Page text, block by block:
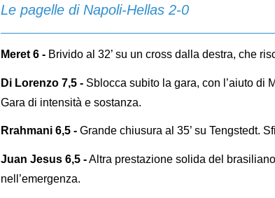
Le pagelle di Napoli-Hellas 2-0
Meret 6 - Brivido al 32’ su un cross dalla destra, che
Di Lorenzo 7,5 - Sblocca subito la gara, con l’aiuto di
Gara di intensità e sostanza.
Rrahmani 6,5 - Grande chiusura al 35’ su Tengstedt.
Juan Jesus 6,5 -Altra prestazione solida del
nell’emergenza.